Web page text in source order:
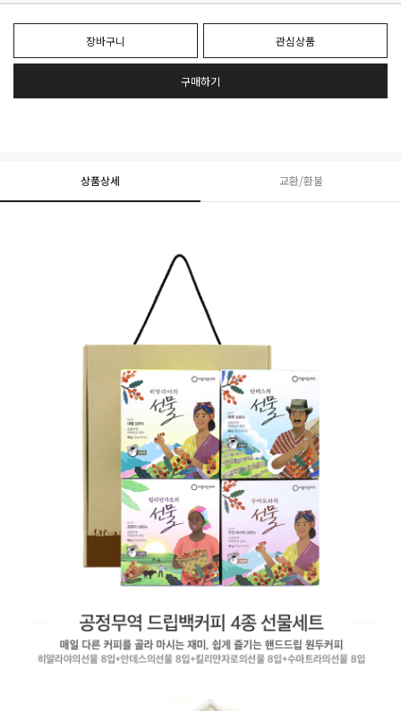
장바구니 관심상품
구매하기
상품상세 교환/환불